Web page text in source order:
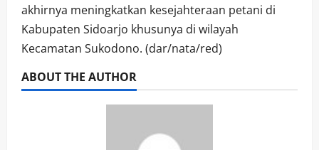
akhirnya meningkatkan kesejahteraan petani di
Kabupaten Sidoarjo khusunya di wilayah
Kecamatan Sukodono. (dar/nata/red)
ABOUT THE AUTHOR